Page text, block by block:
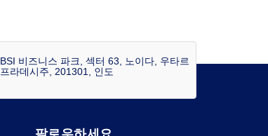
BSI 비즈니스 파크, 섹터 63, 노이다, 우타르
프라데시주, 201301, 인도